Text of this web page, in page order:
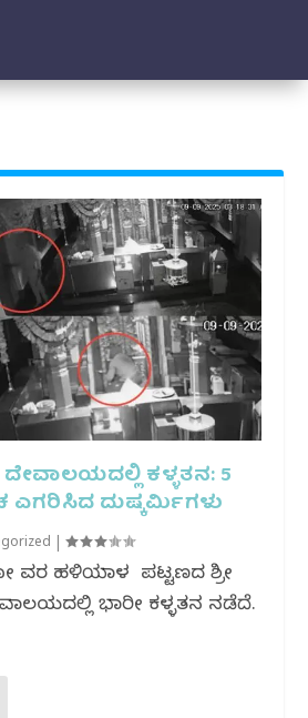
ದೇವಾಲಯದಲ್ಲಿ ಕಳ್ಳತನ: 5
ಎಗರಿಸಿದ ದುಷ್ಕರ್ಮಿಗಳು
|
ವರದಿ ಹಳಿಯಾಳ ಪಟ್ಟಣದ ಶ್ರೀ
ಭಾರೀ ಕಳ್ಳತನ ನಡೆದಿದೆ.